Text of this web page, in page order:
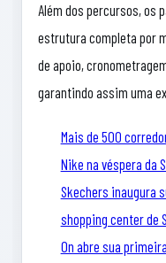
Além dos percursos, os
estrutura completa por
de apoio,
garantindo assim uma
Mais de 500
Nike na véspera da
Skechers inaugura
shopping center de
On abre sua